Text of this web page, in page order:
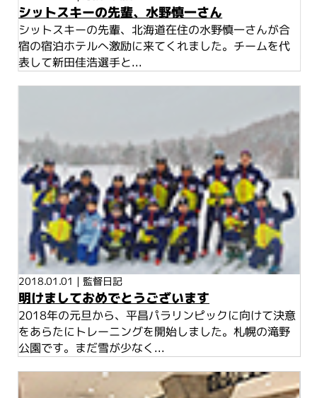
シットスキーの先輩、水野慎一さん
シットスキーの先輩、北海道在住の水野慎一さんが合
宿の宿泊ホテルへ激励に来てくれました。チームを代
表して新田佳浩選手と...
2018.01.01 | 監督日記
明けましておめでとうございます
2018年の元旦から、平昌パラリンピックに向けて決意
をあらたにトレーニングを開始しました。札幌の滝野
公園です。まだ雪が少なく...